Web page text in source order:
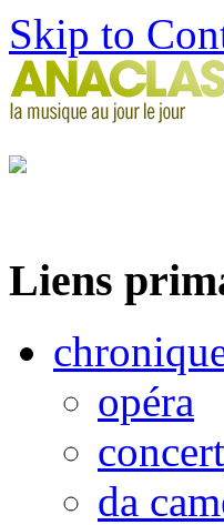
Skip to
Liens
opéra
concert
da